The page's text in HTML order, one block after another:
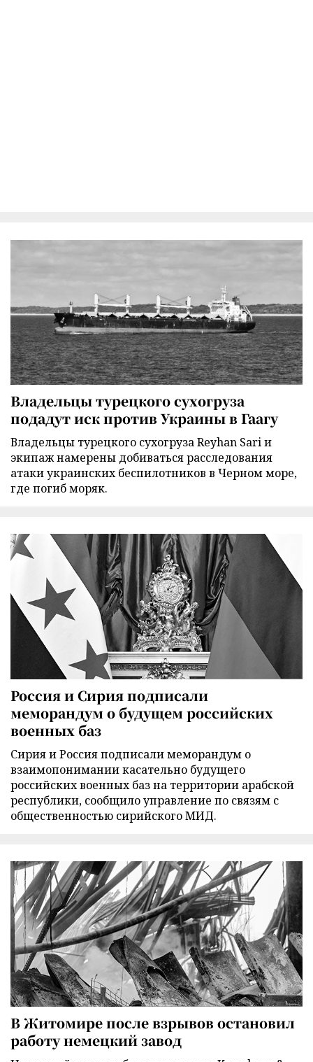
Владельцы турецкого сухогруза
подадут иск против Украины в Гаагу
Владельцы турецкого сухогруза Reyhan Sari и
экипаж намерены добиваться расследования
атаки украинских беспилотников в Черном море,
где погиб моряк.
Россия и Сирия подписали
меморандум о будущем российских
военных баз
Сирия и Россия подписали меморандум о
взаимопонимании касательно будущего
российских военных баз на территории арабской
республики, сообщило управление по связям с
общественностью сирийского МИД.
В Житомире после взрывов остановил
работу немецкий завод